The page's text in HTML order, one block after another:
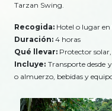
Tarzan Swing.
Recogida: Hotel o lugar
Duración: 4 horas
Qué llevar: Protector
Incluye: Transporte desde
o almuerzo, bebidas y